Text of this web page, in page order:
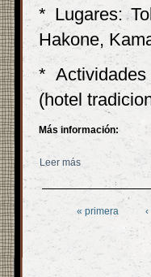
* Lugares:
Hakone,
*
(hotel
Más información:
Leer más sobre Asako
Páginas « primera